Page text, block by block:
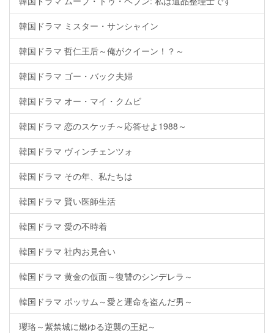
韓国ドラマ ミスター・サンシャイン
韓国ドラマ 哲仁王后～俺がクイーン！？～
韓国ドラマ ゴー・バック夫婦
韓国ドラマ オー・マイ・クムビ
韓国ドラマ 恋のスケッチ～応答せよ1988～
韓国ドラマ ヴィンチェンツォ
韓国ドラマ その年、私たちは
韓国ドラマ 賢い医師生活
韓国ドラマ 愛の不時着
韓国ドラマ 社内お見合い
韓国ドラマ 黄金の仮面～復讐のシンデレラ～
韓国ドラマ ポッサム～愛と運命を盗んだ男～
瓔珞～紫禁城に燃ゆる逆襲の王妃～